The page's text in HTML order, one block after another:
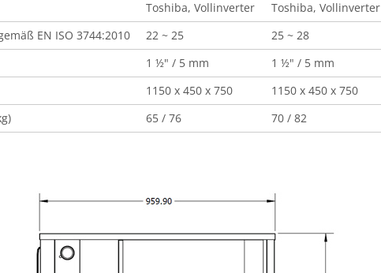
Toshiba, Vollinverter Toshiba, Vollinverter
EN ISO 3744:2010
22 ~ 25 25 ~ 28
1 ½" / 5 mm 1 ½" / 5 mm
1150 x 450 x 750 1150 x 450 x 750
65 / 76 70 / 82